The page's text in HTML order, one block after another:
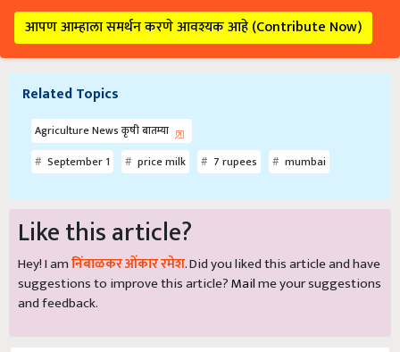
आपण आम्हाला समर्थन करणे आवश्यक आहे (Contribute Now)
Related Topics
Agriculture News कृषी बातम्या
September 1
price milk 7 rupees mumbai
Like this article?
Hey! I amनिंबाळकर ओंकार रमेश. Did you liked this article and have
suggestions to improve this article?Mailme your suggestions
and feedback.